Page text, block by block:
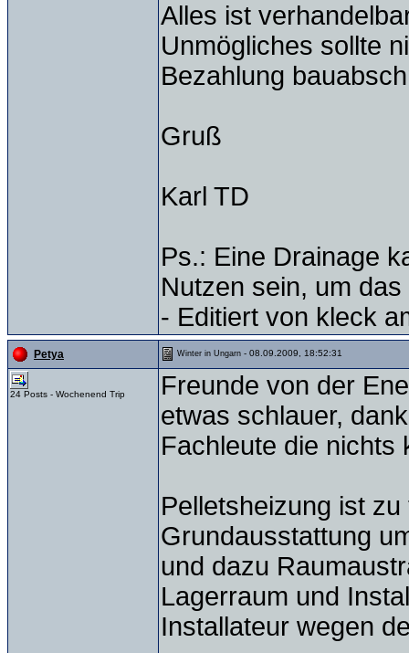
Alles ist
Unmögliches sollte
Bezahlung
Gruß
Karl TD
Ps.: Eine Drainage
Nutzen sein, um
- Editiert von kleck
Petya Winter in Ungarn - 08.09.2009, 18:52:31
24 Posts - Wochenend Trip
Freunde von der
etwas schlauer,
Fachleute die nichts
Pelletsheizung ist
Grundausstattung
und dazu
Lagerraum und
Installateur wegen